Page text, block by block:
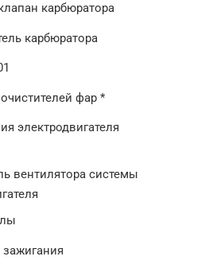
карбюратора
карбюратора
фар *
электродвигателя
вентилятора системы
зажигания